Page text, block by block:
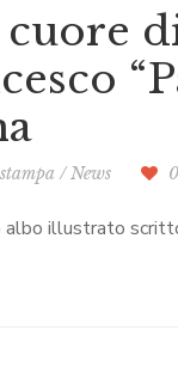
/News 0
illustrato